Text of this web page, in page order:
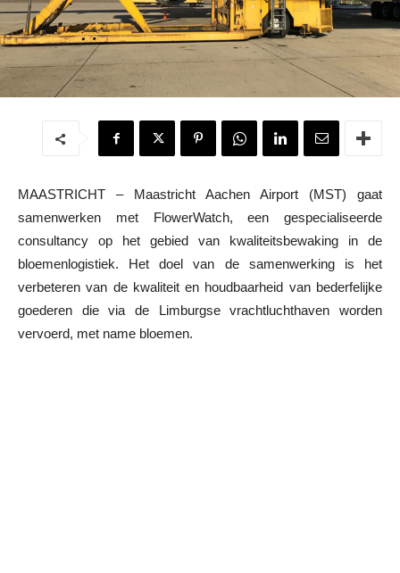
MAASTRICHT – Maastricht Aachen Airport (MST) gaat
samenwerken met FlowerWatch, een gespecialiseerde
consultancy op het gebied van kwaliteitsbewaking in de
bloemenlogistiek. Het doel van de samenwerking is het
verbeteren van de kwaliteit en houdbaarheid van bederfelijke
goederen die via de Limburgse vrachtluchthaven worden
vervoerd, met name bloemen.